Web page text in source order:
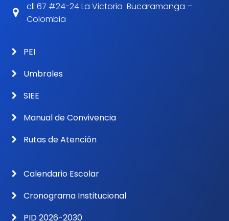
cll 67 #24-24 La Victoria Bucaramanga –
Colombia
PEI
Umbrales
SIEE
Manual de Convivencia
Rutas de Atención
Calendario Escolar
Cronograma Institucional
PID 2026-2030